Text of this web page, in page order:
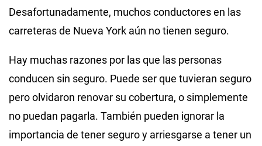
Desafortunadamente, muchos conductores en las
carreteras de Nueva York aún no tienen seguro.
Hay muchas razones por las que las personas
conducen sin seguro. Puede ser que tuvieran seguro
pero olvidaron renovar su cobertura, o simplemente
no puedan pagarla. También pueden ignorar la
importancia de tener seguro y arriesgarse a tener un